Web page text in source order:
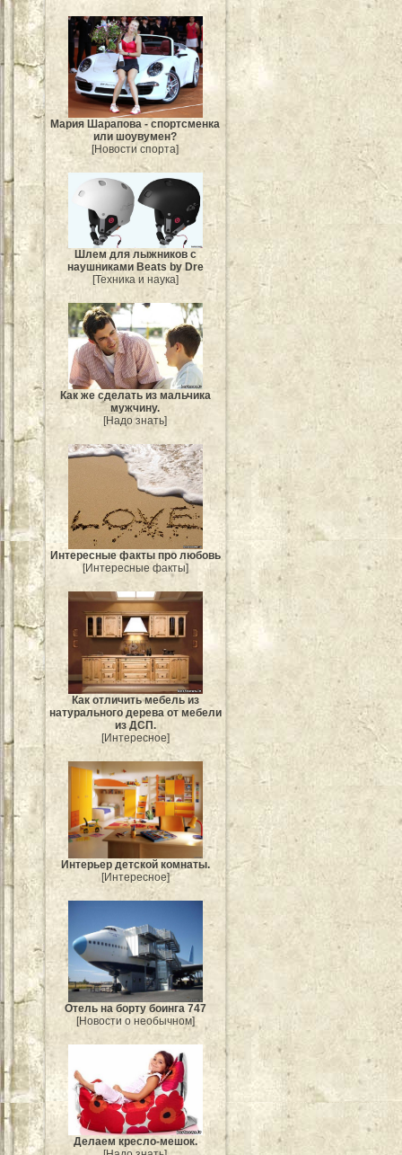
Мария Шарапова - спортсменка
или шоувумен?
[Новости спорта]
Шлем для лыжников с
наушниками Beats by Dre
[Техника и наука]
Как же сделать из мальчика
мужчину.
[Надо знать]
Интересные факты про любовь
[Интересные факты]
Как отличить мебель из
натурального дерева от мебели
из ДСП.
[Интересное]
Интерьер детской комнаты.
[Интересное]
Отель на борту боинга 747
[Новости о необычном]
Делаем кресло-мешок.